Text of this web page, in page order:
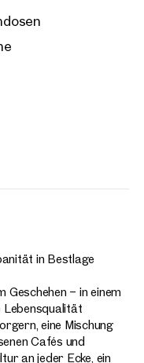
Co-Working-
benachbarte
das
zentral gelegene
das öffentliche
repräsentative, gut
Arbeitswelt
– es ist ein
urbanen Zukunft.
in Bestlage
Geschehen – in einem
Lebensqualität
eine Mischung
Cafés und
an jeder Ecke, ein